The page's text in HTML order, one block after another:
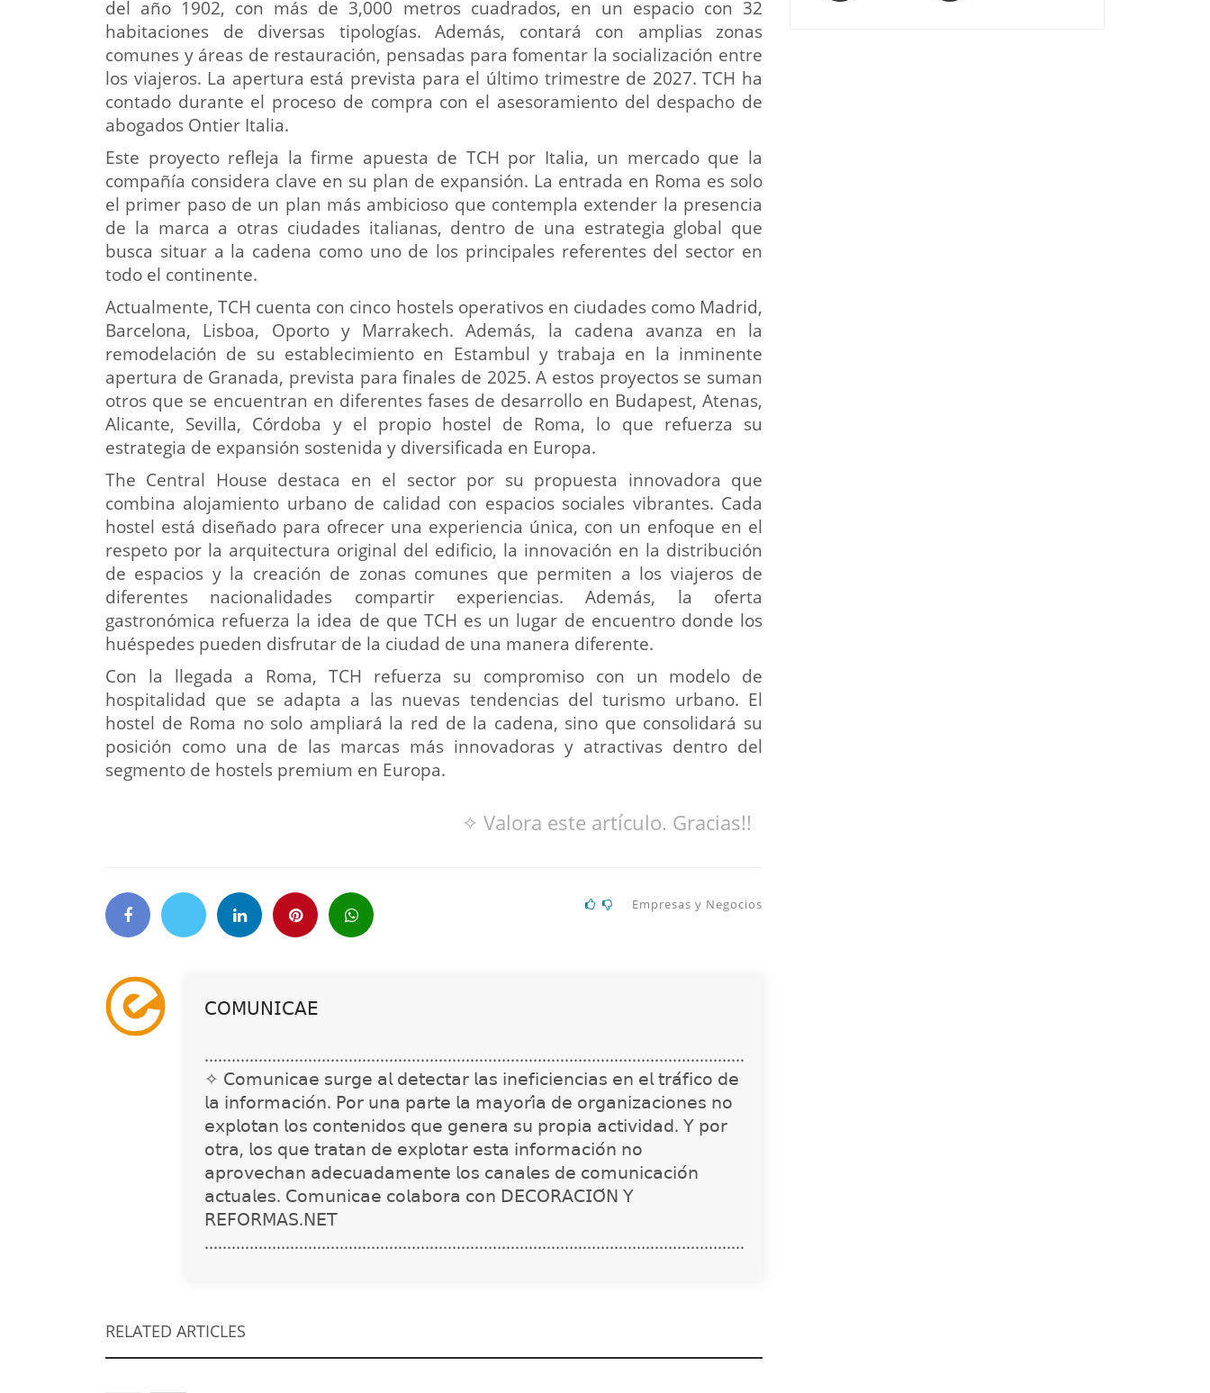
del año 1902, con más de 3,000 metros cuadrados, en un espacio con 32
habitaciones de diversas tipologías. Además, contará con amplias zonas
comunes y áreas de restauración, pensadas para fomentar la socialización entre
los viajeros. La apertura está prevista para el último trimestre de 2027. TCH ha
contado durante el proceso de compra con el asesoramiento del despacho de
abogados Ontier Italia.
Este proyecto refleja la firme apuesta de TCH por Italia, un mercado que la
compañía considera clave en su plan de expansión. La entrada en Roma es solo
el primer paso de un plan más ambicioso que contempla extender la presencia
de la marca a otras ciudades italianas, dentro de una estrategia global que
busca situar a la cadena como uno de los principales referentes del sector en
todo el continente.
Actualmente, TCH cuenta con cinco hostels operativos en ciudades como Madrid,
Barcelona, Lisboa, Oporto y Marrakech. Además, la cadena avanza en la
remodelación de su establecimiento en Estambul y trabaja en la inminente
apertura de Granada, prevista para finales de 2025. A estos proyectos se suman
otros que se encuentran en diferentes fases de desarrollo en Budapest, Atenas,
Alicante, Sevilla, Córdoba y el propio hostel de Roma, lo que refuerza su
estrategia de expansión sostenida y diversificada en Europa.
The Central House destaca en el sector por su propuesta innovadora que
combina alojamiento urbano de calidad con espacios sociales vibrantes. Cada
hostel está diseñado para ofrecer una experiencia única, con un enfoque en el
respeto por la arquitectura original del edificio, la innovación en la distribución
de espacios y la creación de zonas comunes que permiten a los viajeros de
diferentes nacionalidades compartir experiencias. Además, la oferta
gastronómica refuerza la idea de que TCH es un lugar de encuentro donde los
huéspedes pueden disfrutar de la ciudad de una manera diferente.
Con la llegada a Roma, TCH refuerza su compromiso con un modelo de
hospitalidad que se adapta a las nuevas tendencias del turismo urbano. El
hostel de Roma no solo ampliará la red de la cadena, sino que consolidará su
posición como una de las marcas más innovadoras y atractivas dentro del
segmento de hostels premium en Europa.
✧ Valora este artículo. Gracias!!
Empresas y Negocios
𝖢𝖮𝖬𝖴𝖭𝖨𝖢𝖠𝖤
........................................................................................................................
✧ 𝖢𝗈𝗆𝗎𝗇𝗂𝖼𝖺𝖾 𝗌𝗎𝗋𝗀𝖾 𝖺𝗅 𝖽𝖾𝗍𝖾𝖼𝗍𝖺𝗋 𝗅𝖺𝗌 𝗂𝗇𝖾𝖿𝗂𝖼𝗂𝖾𝗇𝖼𝗂𝖺𝗌 𝖾𝗇 𝖾𝗅 𝗍𝗋𝖺́𝖿𝗂𝖼𝗈 𝖽𝖾
𝗅𝖺 𝗂𝗇𝖿𝗈𝗋𝗆𝖺𝖼𝗂𝗈́𝗇. 𝖯𝗈𝗋 𝗎𝗇𝖺 𝗉𝖺𝗋𝗍𝖾 𝗅𝖺 𝗆𝖺𝗒𝗈𝗋𝗂́𝖺 𝖽𝖾 𝗈𝗋𝗀𝖺𝗇𝗂𝗓𝖺𝖼𝗂𝗈𝗇𝖾𝗌 𝗇𝗈
𝖾𝗑𝗉𝗅𝗈𝗍𝖺𝗇 𝗅𝗈𝗌 𝖼𝗈𝗇𝗍𝖾𝗇𝗂𝖽𝗈𝗌 𝗊𝗎𝖾 𝗀𝖾𝗇𝖾𝗋𝖺 𝗌𝗎 𝗉𝗋𝗈𝗉𝗂𝖺 𝖺𝖼𝗍𝗂𝗏𝗂𝖽𝖺𝖽. 𝖸 𝗉𝗈𝗋
𝗈𝗍𝗋𝖺, 𝗅𝗈𝗌 𝗊𝗎𝖾 𝗍𝗋𝖺𝗍𝖺𝗇 𝖽𝖾 𝖾𝗑𝗉𝗅𝗈𝗍𝖺𝗋 𝖾𝗌𝗍𝖺 𝗂𝗇𝖿𝗈𝗋𝗆𝖺𝖼𝗂𝗈́𝗇 𝗇𝗈
𝖺𝗉𝗋𝗈𝗏𝖾𝖼𝗁𝖺𝗇 𝖺𝖽𝖾𝖼𝗎𝖺𝖽𝖺𝗆𝖾𝗇𝗍𝖾 𝗅𝗈𝗌 𝖼𝖺𝗇𝖺𝗅𝖾𝗌 𝖽𝖾 𝖼𝗈𝗆𝗎𝗇𝗂𝖼𝖺𝖼𝗂𝗈́𝗇
𝖺𝖼𝗍𝗎𝖺𝗅𝖾𝗌. 𝖢𝗈𝗆𝗎𝗇𝗂𝖼𝖺𝖾 𝖼𝗈𝗅𝖺𝖻𝗈𝗋𝖺 𝖼𝗈𝗇 𝖣𝖤𝖢𝖮𝖱𝖠𝖢𝖨𝖮́𝖭 𝖸
𝖱𝖤𝖥𝖮𝖱𝖬𝖠𝖲.𝖭𝖤𝖳
........................................................................................................................
RELATED ARTICLES